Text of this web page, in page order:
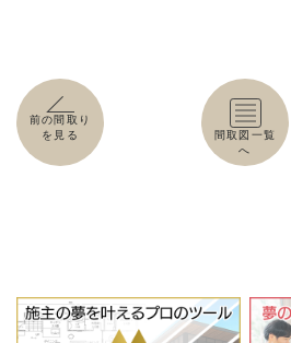
前の間取り
を見る
間取図一覧
へ